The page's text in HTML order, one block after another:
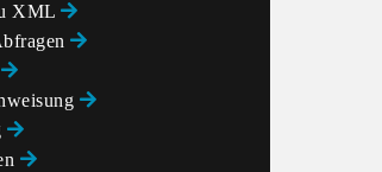
XML